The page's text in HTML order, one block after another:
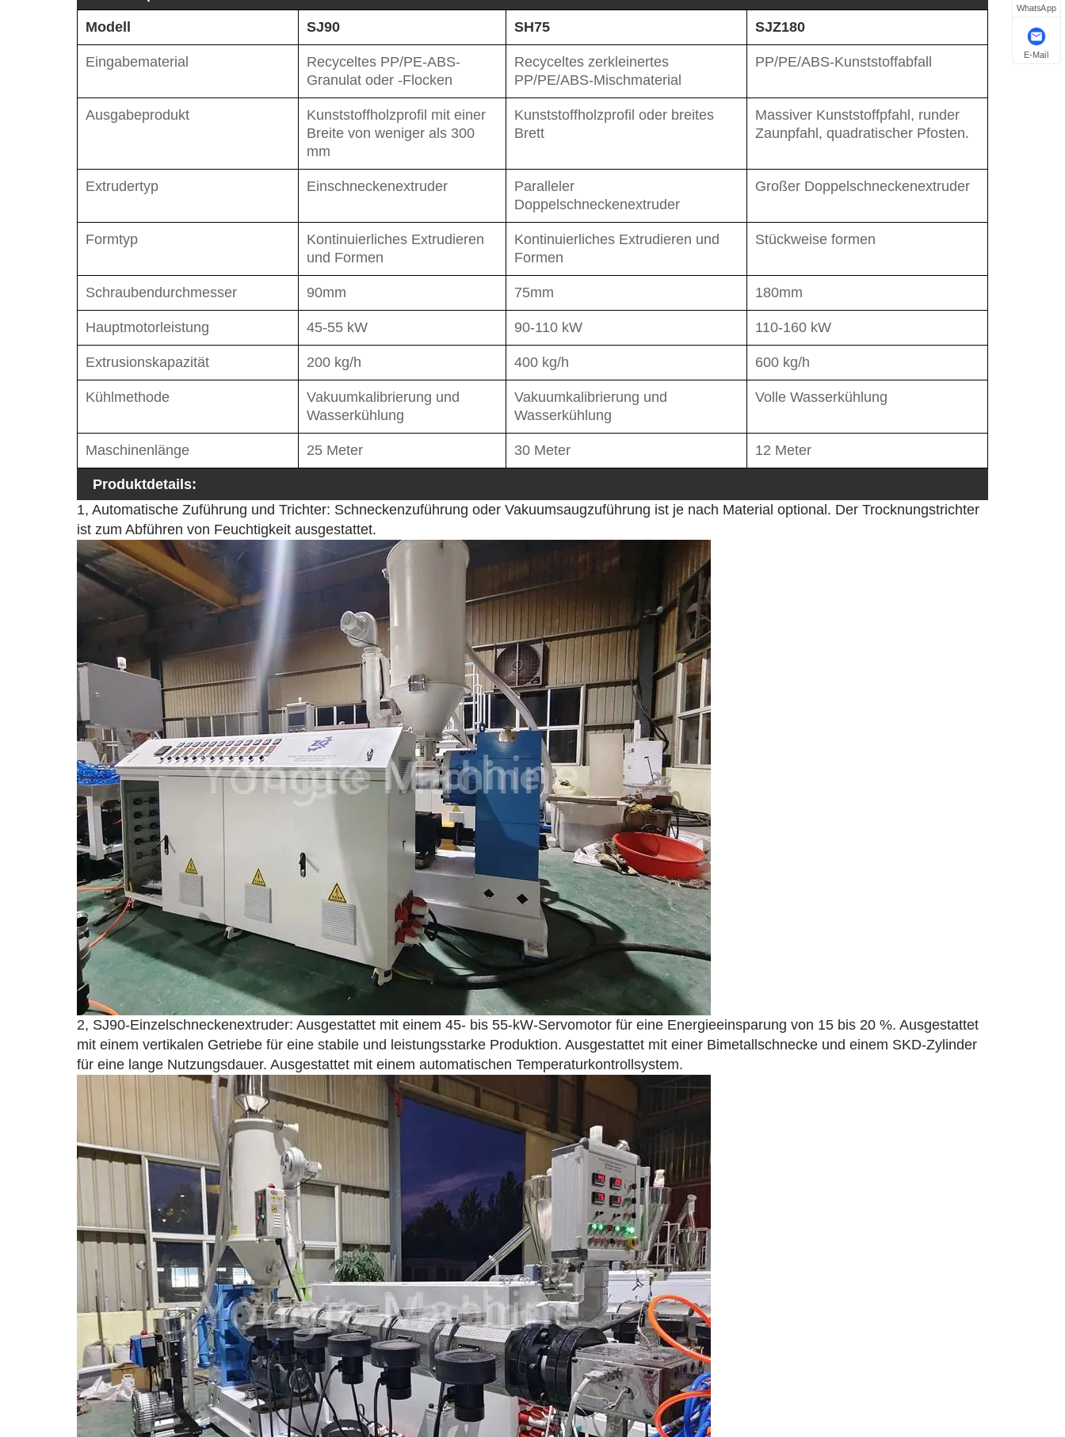
Modell SJ90 SH75 SJZ180
Eingabematerial
Recyceltes PP/PE-ABS-
Granulat oder -Flocken
Recyceltes zerkleinertes
PP/PE/ABS-Mischmaterial
PP/PE/ABS-Kunststoffabfall
Ausgabeprodukt
Kunststoffholzprofil mit einer
Breite von weniger als 300
mm
Kunststoffholzprofil oder breites
Brett
Massiver Kunststoffpfahl, runder
Zaunpfahl, quadratischer Pfosten.
Extrudertyp Einschneckenextruder
Paralleler
Doppelschneckenextruder
Großer Doppelschneckenextruder
Formtyp
Kontinuierliches Extrudieren
und Formen
Kontinuierliches Extrudieren und
Formen
Stückweise formen
Schraubendurchmesser 90mm 75mm 180mm
Hauptmotorleistung 45-55 kW 90-110 kW 110-160 kW
Extrusionskapazität 200 kg/h 400 kg/h 600 kg/h
Kühlmethode
Vakuumkalibrierung und
Wasserkühlung
Vakuumkalibrierung und
Wasserkühlung
Volle Wasserkühlung
Maschinenlänge 25 Meter 30 Meter 12 Meter
Produktdetails:
1, Automatische Zuführung und Trichter: Schneckenzuführung oder Vakuumsaugzuführung ist je nach Material optional. Der Trocknungstrichter
ist zum Abführen von Feuchtigkeit ausgestattet.
2, SJ90-Einzelschneckenextruder: Ausgestattet mit einem 45- bis 55-kW-Servomotor für eine Energieeinsparung von 15 bis 20 %. Ausgestattet
mit einem vertikalen Getriebe für eine stabile und leistungsstarke Produktion. Ausgestattet mit einer Bimetallschnecke und einem SKD-Zylinder
für eine lange Nutzungsdauer. Ausgestattet mit einem automatischen Temperaturkontrollsystem.
WhatsApp
E-Mail